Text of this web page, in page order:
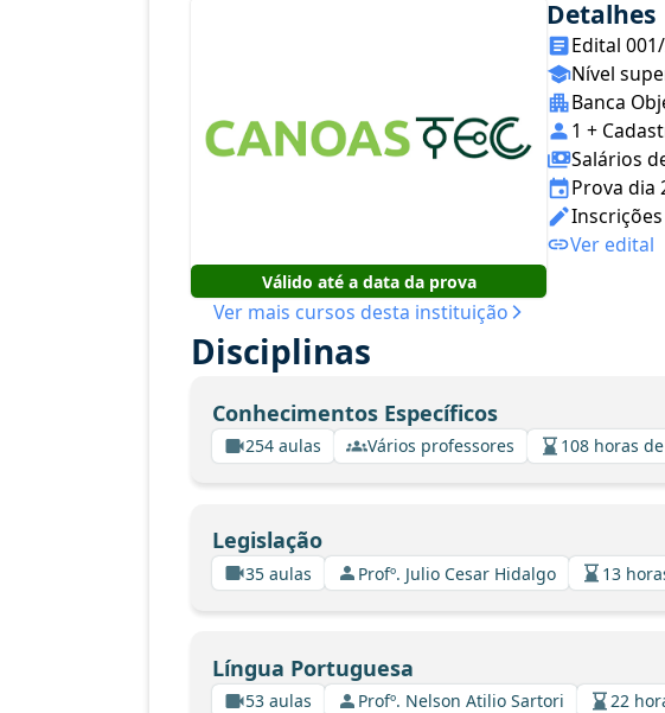
Válido até a data da prova
Ver mais cursos desta instituição
Detalhes
Edital
Nível
Banca
1 +
Salários
Prova dia
Ver edital
Disciplinas
Conhecimentos Específicos
254 aulas Vários professores 108 horas
Legislação
35 aulas Profº. Julio Cesar Hidalgo 13
Língua Portuguesa
53 aulas Profº. Nelson Atilio Sartori 22